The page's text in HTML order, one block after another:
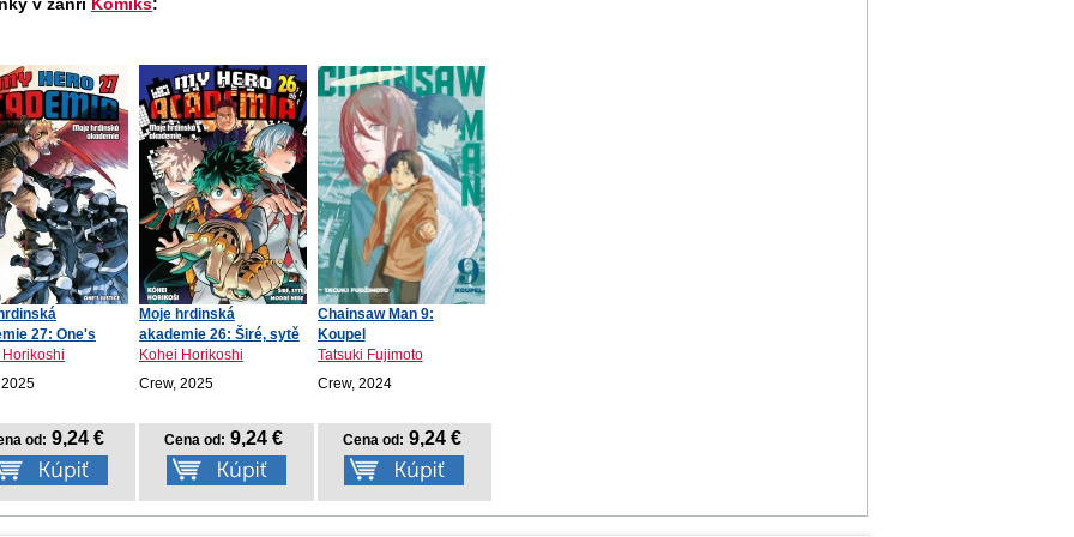
27: One's
Horikoshi
od: 9,24 €
Moje hrdinská
akademie 26: Širé, sytě
mo...
Kohei Horikoshi
Crew, 2025
Cena od: 9,24 €
Chainsaw Man 9:
Koupel
Tatsuki Fujimoto
Crew, 2024
Cena od: 9,24 €